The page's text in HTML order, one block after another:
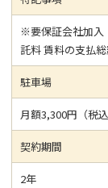
※要保証会社加入
託料 賃料の支払
駐車場
月額3,300円（税
契約期間
2年